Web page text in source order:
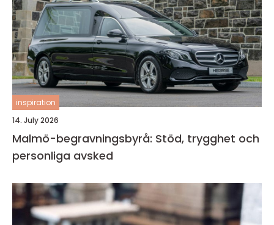
inspiration
14. July 2026
Malmö-begravningsbyrå: Stöd, trygghet och
personliga avsked